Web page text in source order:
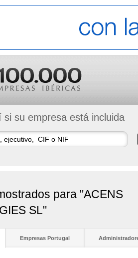
si su empresa está incluida
para "ACENS
SL"
Empresas Portugal